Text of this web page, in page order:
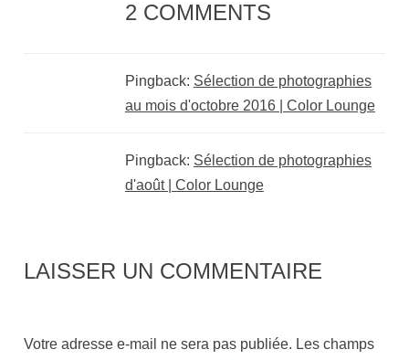
2 COMMENTS
Pingback: Sélection de photographies
au mois d'octobre 2016 | Color Lounge
Pingback: Sélection de photographies
d'août | Color Lounge
LAISSER UN COMMENTAIRE
Votre adresse e-mail ne sera pas publiée. Les champs